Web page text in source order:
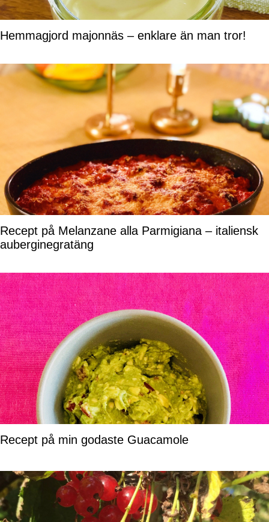
Hemmagjord majonnäs – enklare än man tror!
Recept på Melanzane alla Parmigiana – italiensk
auberginegratäng
Recept på min godaste Guacamole